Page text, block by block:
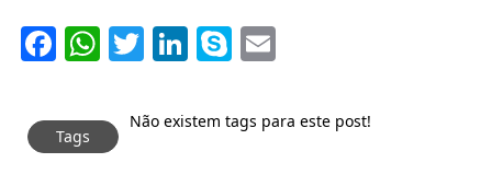
Facebook
WhatsApp
Twitter
LinkedIn
Skype
Tags
Não existem tags para este post!